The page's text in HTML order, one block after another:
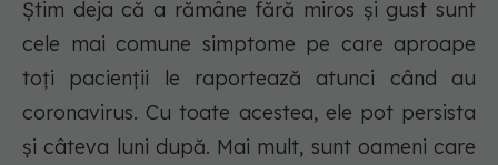
Știm deja că a rămâne fără miros și gust sunt
cele mai comune simptome pe care aproape
toți pacienții le raportează atunci când au
coronavirus. Cu toate acestea, ele pot persista
și câteva luni după. Mai mult, sunt oameni care